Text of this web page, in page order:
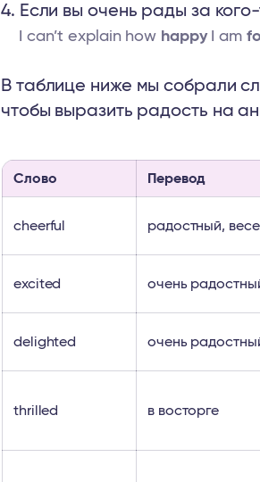
Если вы очень рады за
I can’t explain how happyI am
В таблице ниже мы собрали
чтобы выразить радость на
Слово Перевод
cheerful радостный,
excited очень
delighted очень
thrilled в восторге